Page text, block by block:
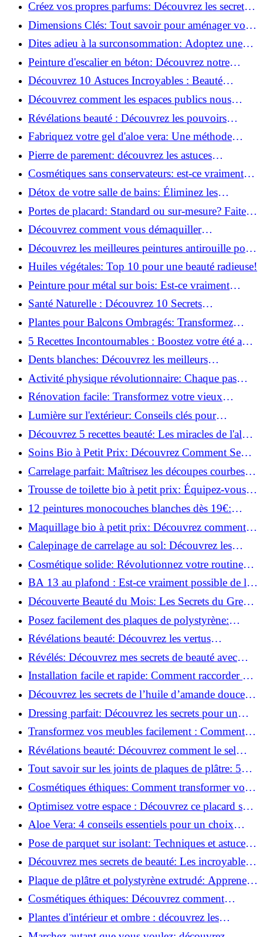
Créez vos propres parfums: Découvrez les secrets
de la fabrication artisanale!
Dimensions Clés: Tout savoir pour aménager votre
salle de bains!
Dites adieu à la surconsommation: Adoptez une
vie plus simple!
Peinture d'escalier en béton: Découvrez notre
tutoriel facile et rapide!
Découvrez 10 Astuces Incroyables : Beauté
Naturelle avec le Concombre !
Découvrez comment les espaces publics nous
incitent à être plus actifs : Révélations surprenantes!
Révélations beauté : Découvrez les pouvoirs
insoupçonnés du concombre!
Fabriquez votre gel d'aloe vera: Une méthode
simple et rapide à la maison!
Pierre de parement: découvrez les astuces
infaillibles pour un nettoyage parfait!
Cosmétiques sans conservateurs: est-ce vraiment
possible?
Détox de votre salle de bains: Éliminez les
ingrédients nocifs dès maintenant!
Portes de placard: Standard ou sur-mesure? Faites
le meilleur choix!
Découvrez comment vous démaquiller
naturellement: Astuces et secrets révélés!
Découvrez les meilleures peintures antirouille pour
le fer: Top 12 analysé!
Huiles végétales: Top 10 pour une beauté radieuse!
Peinture pour métal sur bois: Est-ce vraiment
possible?
Santé Naturelle : Découvrez 10 Secrets
Incontournables pour un Bien-être Optimal!
Plantes pour Balcons Ombragés: Transformez
votre Terrasse en Oasis Verte!
5 Recettes Incontournables : Boostez votre été avec
des huiles essentielles!
Dents blanches: Découvrez les meilleurs
ingrédients naturels!
Activité physique révolutionnaire: Chaque pas
compte pour votre santé!
Rénovation facile: Transformez votre vieux
parquet irrégulier en un clin d'œil!
Lumière sur l'extérieur: Conseils clés pour
concevoir et installer votre éclairage!
Découvrez 5 recettes beauté: Les miracles de l'aloe
vera pour votre peau!
Soins Bio à Petit Prix: Découvrez Comment Se
Chouchouter Pour Moins de 35€!
Carrelage parfait: Maîtrisez les découpes courbes
facilement!
Trousse de toilette bio à petit prix: Équipez-vous
pour moins de 25€!
12 peintures monocouches blanches dès 19€:
Découvrez les meilleures offres!
Maquillage bio à petit prix: Découvrez comment
s'équiper pour moins de 50€!
Calepinage de carrelage au sol: Découvrez les
astuces incontournables!
Cosmétique solide: Révolutionnez votre routine
beauté pour zéro déchet!
BA 13 au plafond : Est-ce vraiment possible de les
coller ?
Découverte Beauté du Mois: Les Secrets du Green
Glamour !
Posez facilement des plaques de polystyrène:
Transformez votre plafond sans effort !
Révélations beauté: Découvrez les vertus
insoupçonnées de l'huile de coco!
Révélés: Découvrez mes secrets de beauté avec
l'huile de ricin!
Installation facile et rapide: Comment raccorder un
luminaire au plafond!
Découvrez les secrets de l’huile d’amande douce :
Pourquoi vous devez l'adopter!
Dressing parfait: Découvrez les secrets pour un
rangement optimal!
Transformez vos meubles facilement : Comment
installer des roulettes en un clin d'œil !
Révélations beauté: Découvrez comment le sel
transforme votre routine!
Tout savoir sur les joints de plaques de plâtre: 5
questions clés pour comprendre les fissures!
Cosmétiques éthiques: Comment transformer votre
routine beauté!
Optimisez votre espace : Découvrez ce placard sous
rampant à portes coulissantes!
Aloe Vera: 4 conseils essentiels pour un choix
parfait!
Pose de parquet sur isolant: Techniques et astuces
pour un sol parfait!
Découvrez mes secrets de beauté: Les incroyables
vertus du raisin!
Plaque de plâtre et polystyrène extrudé: Apprenez
à les coller efficacement!
Cosmétiques éthiques: Découvrez comment
transformer votre routine beauté!
Plantes d'intérieur et ombre : découvrez les
meilleures pour votre maison !